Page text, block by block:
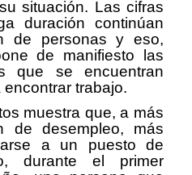
situación. Las cifras
duración continúan
de personas y eso,
de manifiesto las
que se encuentran
trabajo.
muestra que, a más
de desempleo, más
a un puesto de
durante el primer